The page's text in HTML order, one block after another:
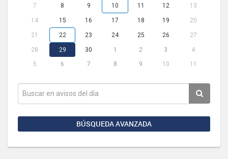
7 8 9 10 11 12 13
14 15 16 17 18 19 20
21 22 23 24 25 26 27
28 29 30 1 2 3
4
5
6 7 8 9 10 11
BÚSQUEDA AVANZADA